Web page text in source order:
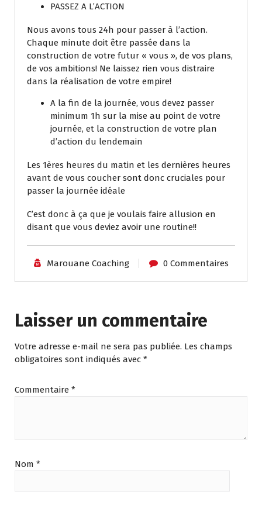
PASSEZ A L’ACTION
Nous avons tous 24h pour passer à l’action.
Chaque minute doit être passée dans la
construction de votre futur « vous », de vos plans,
de vos ambitions! Ne laissez rien vous distraire
dans la réalisation de votre empire!
A la fin de la journée, vous devez passer
minimum 1h sur la mise au point de votre
journée, et la construction de votre plan
d’action du lendemain
Les 1ères heures du matin et les dernières heures
avant de vous coucher sont donc cruciales pour
passer la journée idéale
C’est donc à ça que je voulais faire allusion en
disant que vous deviez avoir une routine!!
Marouane Coaching 0 Commentaires
Laisser un commentaire
Votre adresse e-mail ne sera pas publiée. Les champs
obligatoires sont indiqués avec *
Commentaire *
Nom *